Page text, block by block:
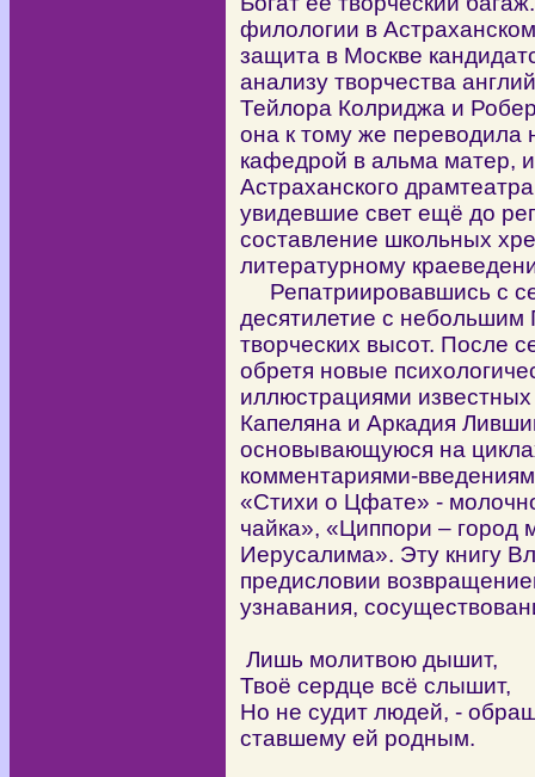
филологии в
защита в Москве
анализу творчества
Тейлора Колриджа и
она к тому же переводила
кафедрой в альма матер,
Астраханского
увидевшие свет ещё до
составление школьных
литературному
Репатриировавшись с
десятилетие с
творческих высот. После
обретя новые
иллюстрациями
Капеляна и Аркадия
основывающуюся на
комментариями-
«Стихи о Цфате» -
чайка», «Циппори – город
Иерусалима». Эту книгу
предисловии
узнавания,
Лишь молитвою дышит,
Твоё сердце всё слышит,
Но не судит людей, -
ставшему ей родным.